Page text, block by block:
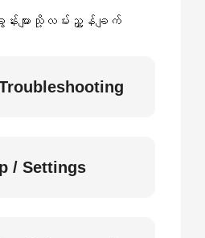
ေးခွန်းများသို့လမ်းညွှန်ချက်
/ Settings